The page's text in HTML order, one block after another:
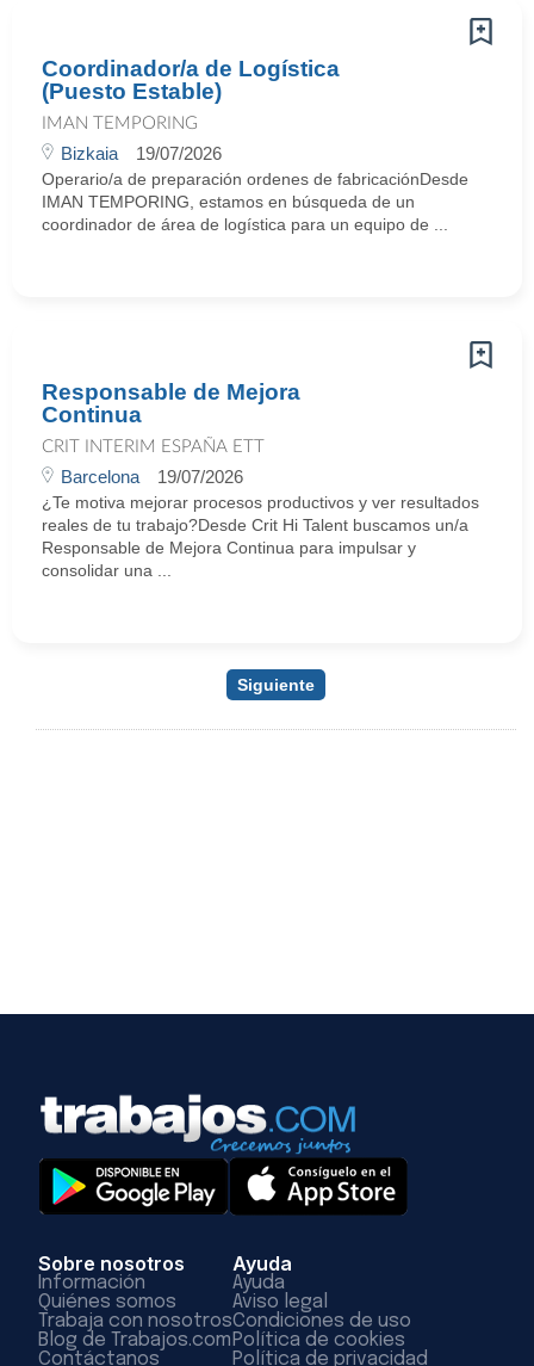
Coordinador/a de Logística
(Puesto Estable)
IMAN TEMPORING
Bizkaia 19/07/2026
Operario/a de preparación ordenes de fabricaciónDesde
IMAN TEMPORING, estamos en búsqueda de un
coordinador de área de logística para un equipo de ...
Responsable de Mejora
Continua
CRIT INTERIM ESPAÑA ETT
Barcelona 19/07/2026
¿Te motiva mejorar procesos productivos y ver resultados
reales de tu trabajo?Desde Crit Hi Talent buscamos un/a
Responsable de Mejora Continua para impulsar y
consolidar una ...
Siguiente
Sobre nosotros
Información
Quiénes somos
Trabaja con nosotros
Blog de Trabajos.com
Contáctanos
Ayuda
Ayuda
Aviso legal
Condiciones de uso
Política de cookies
Política de privacidad